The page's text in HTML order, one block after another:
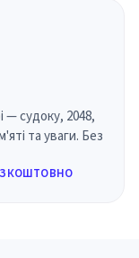
— судоку, 2048,
та уваги. Без